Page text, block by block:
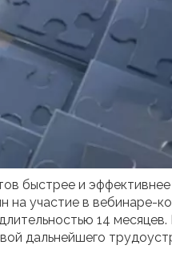
быстрее и
участие в вебинаре-
14
дальнейшего